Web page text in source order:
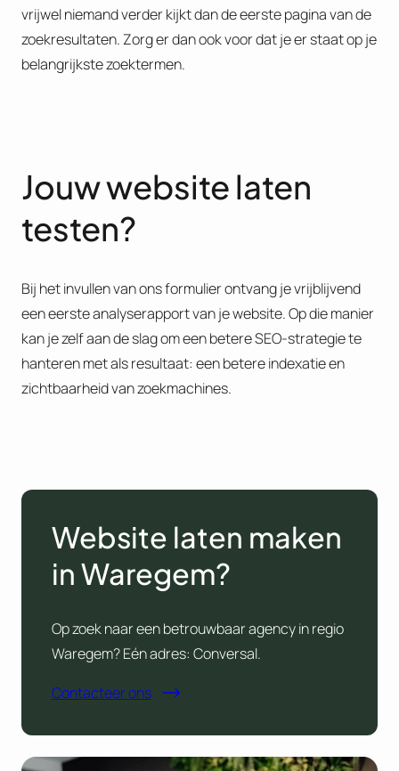
vrijwel niemand verder kijkt dan de eerste pagina van de
zoekresultaten. Zorg er dan ook voor dat je er staat op je
belangrijkste zoektermen.
Jouw website laten
testen?
Bij het invullen van ons formulier ontvang je vrijblijvend
een eerste analyserapport van je website. Op die manier
kan je zelf aan de slag om een betere SEO-strategie te
hanteren met als resultaat: een betere indexatie en
zichtbaarheid van zoekmachines.
Website laten maken
in Waregem?
Op zoek naar een betrouwbaar agency in regio
Waregem? Eén adres: Conversal.
Contacteer ons